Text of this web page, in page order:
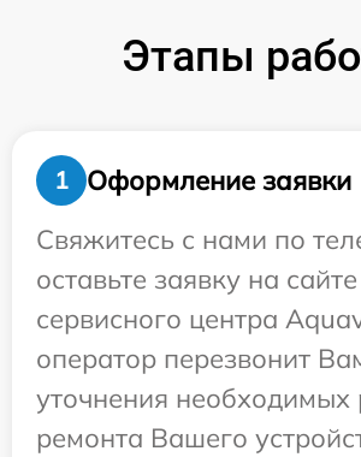
Этапы
1
Оформление заявки
Свяжитесь с нами по
оставьте заявку на сайте
сервисного центра
оператор перезвонит
уточнения необходимых
ремонта Вашего